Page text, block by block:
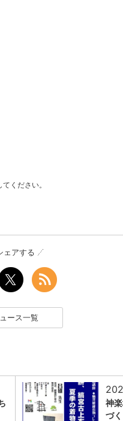
ください。
ェアする
ース一覧
神
づ